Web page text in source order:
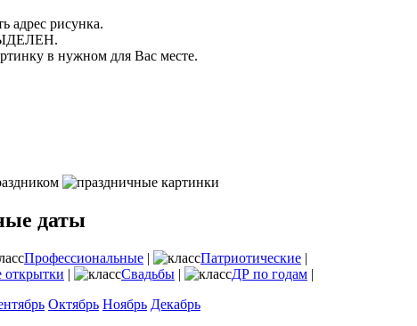
адрес рисунка.
в нужном для Вас месте.
даты
Профессиональные | Патриотические |
| Свадьбы | ДР по годам |
Октябрь Ноябрь Декабрь